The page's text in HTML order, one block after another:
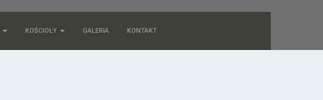
KOŚCIOŁY GALERIA KONTAKT